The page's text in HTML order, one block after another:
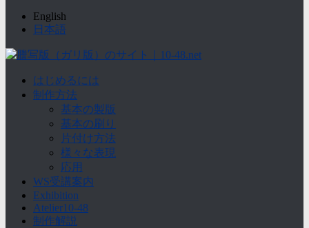
English
日本語
はじめるには
制作方法
基本の製版
基本の刷り
片付け方法
様々な表現
応用
WS受講案内
Exhibition
Atelier10-48
制作解説